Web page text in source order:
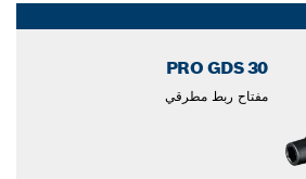
PRO GDS 30
مفتاح ربط مطرقي